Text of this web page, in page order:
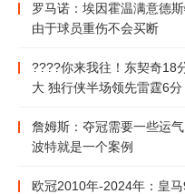
罗马诺：埃因霍温满意德
由于球员重伤不会买断
????你来我往！东契奇18
大 独行侠半场领先雷霆6分
詹姆斯：夺冠需要一些运
波特就是一个案例
欧冠2010年-2024年：皇